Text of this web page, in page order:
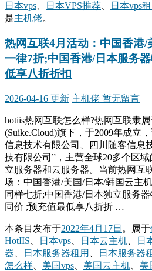
日本vps
日本VPS推荐 日本vps
是主机佬。
热网互联4月活动：中国香港/
一律7折;中国香港/日本服务
低享八折折扣
2026-04-16 更新 主机佬 暂无留言
hotiis热网互联怎么样?热网互联隶
(Suike.Cloud)旗下，于2009年成立
信息技术有限公司、四川随客信息
技有限公司”，主营全球20多个区
立服务器和云服务器。当前热网互
场：中国香港/美国/日本/韩国云主
同样七折;中国香港/日本独立服务
同价 ;预充值最低享八折折 …
本条目发布于2022年4月17日 。属于
HotIIS
日本vps 日本云主机 日
器
日本服务器租用 日本服务器
怎么样
美国vps 美国云主机 美